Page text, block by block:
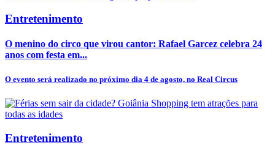
Entretenimento
O menino do circo que virou cantor: Rafael Garcez celebra 24
anos com festa em...
O evento será realizado no próximo dia 4 de agosto, no Real Circus
Entretenimento